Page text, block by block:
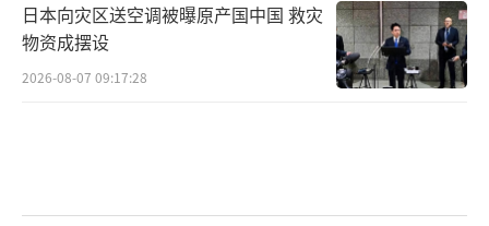
日本向灾区送空调被曝原产国中国 救灾
物资成摆设
2026-08-07 09:17:28